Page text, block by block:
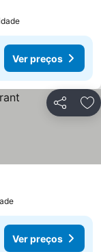
Ver preços
Partilhar
Ver preços